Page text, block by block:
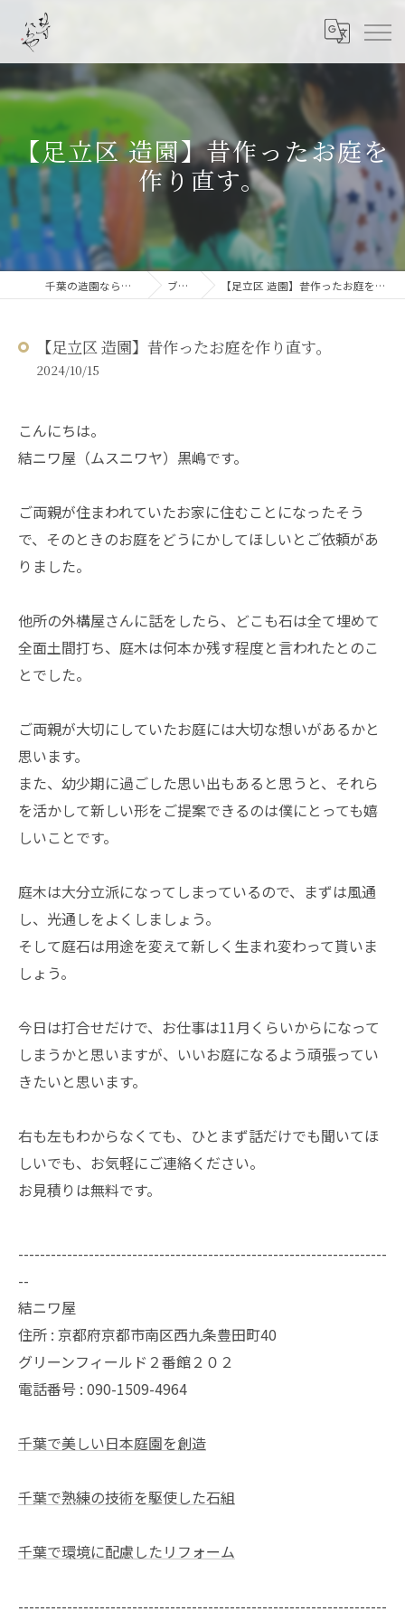
【足立区 造園】昔作ったお庭を
作り直す。
千葉の造園なら結ニワ屋 ブログ 【足立区 造園】昔作ったお庭を作り直す。
【足立区 造園】昔作ったお庭を作り直す。
2024/10/15
こんにちは。
結ニワ屋（ムスニワヤ）黒嶋です。
ご両親が住まわれていたお家に住むことになったそう
で、そのときのお庭をどうにかしてほしいとご依頼があ
りました。
他所の外構屋さんに話をしたら、どこも石は全て埋めて
全面土間打ち、庭木は何本か残す程度と言われたとのこ
とでした。
ご両親が大切にしていたお庭には大切な想いがあるかと
思います。
また、幼少期に過ごした思い出もあると思うと、それら
を活かして新しい形をご提案できるのは僕にとっても嬉
しいことです。
庭木は大分立派になってしまっているので、まずは風通
し、光通しをよくしましょう。
そして庭石は用途を変えて新しく生まれ変わって貰いま
しょう。
今日は打合せだけで、お仕事は11月くらいからになって
しまうかと思いますが、いいお庭になるよう頑張ってい
きたいと思います。
右も左もわからなくても、ひとまず話だけでも聞いてほ
しいでも、お気軽にご連絡ください。
お見積りは無料です。
--------------------------------------------------------------------
--
結ニワ屋
住所 : 京都府京都市南区西九条豊田町40
グリーンフィールド２番館２０２
電話番号 : 090-1509-4964
千葉で美しい日本庭園を創造
千葉で熟練の技術を駆使した石組
千葉で環境に配慮したリフォーム
--------------------------------------------------------------------